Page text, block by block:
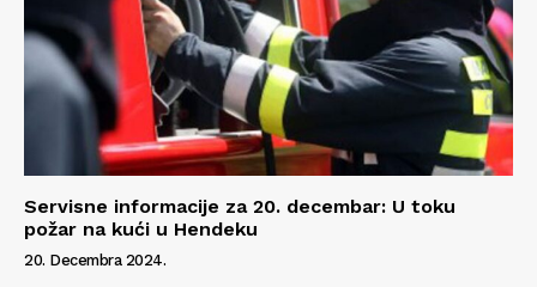
Servisne informacije za 20. decembar: U toku
požar na kući u Hendeku
20. Decembra 2024.